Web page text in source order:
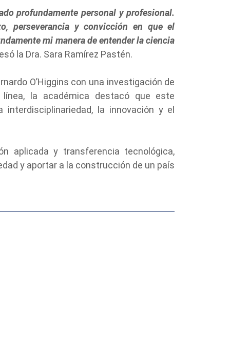
profundamente personal y profesional.
perseverancia y convicción en que el
mi manera de entender la ciencia
la Dra. Sara Ramírez Pastén.
O’Higgins con una investigación de
la académica destacó que este
la innovación y el
aplicada y transferencia tecnológica,
y aportar a la construcción de un país